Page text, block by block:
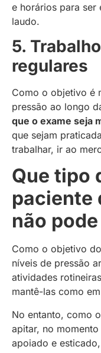
e horários para ser
laudo.
5.
regulares
Como o objetivo é
pressão ao longo
que o exame seja
que sejam
trabalhar, ir ao
Que tipo
paciente
não
Como o objetivo
níveis de pressão
atividades
mantê-las como
No entanto, como
apitar, no
apoiado e